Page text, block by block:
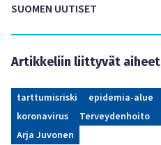
SUOMEN UUTISET
Artikkeliin liittyvät aiheet
tarttumisriski epidemia-alue
koronavirus
Terveydenhoito
Arja Juvonen